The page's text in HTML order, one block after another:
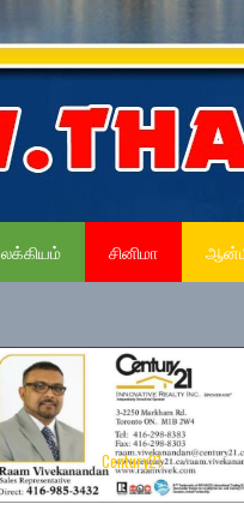
சினிமா
Century21
July 30, 2021